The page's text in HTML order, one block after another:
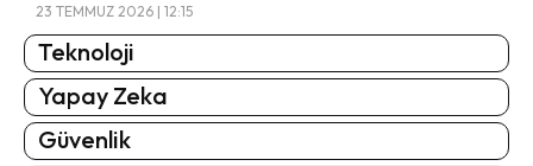
23 TEMMUZ 2026 | 12:15
Teknoloji
Yapay Zeka
Güvenlik